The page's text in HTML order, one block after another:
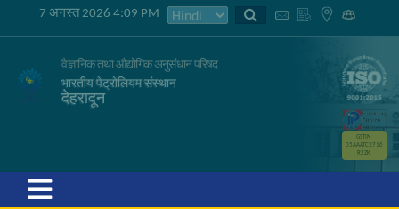
7 अगस्त 2026 4:09 PM
वैज्ञानिक तथा औद्योगिक अनुसंधान परिषद
भारतीय पेट्रोलियम संस्थान
देहरादून
GSTIN
05AAATC2716
R2ZK